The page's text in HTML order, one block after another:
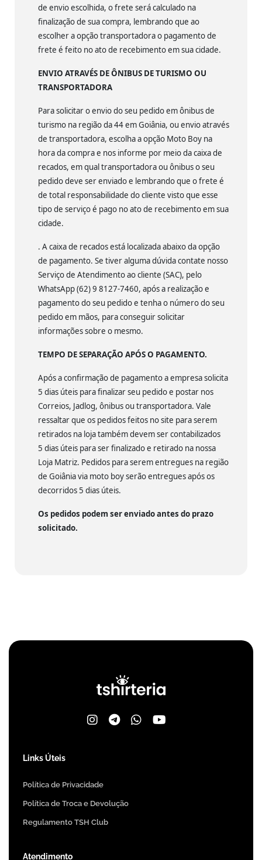
de envio escolhida, o frete será calculado na
finalização de sua compra, lembrando que ao
escolher a opção transportadora o pagamento de
frete é feito no ato de recebimento em sua cidade.
ENVIO ATRAVÉS DE ÔNIBUS DE TURISMO OU
TRANSPORTADORA
Para solicitar o envio do seu pedido em ônibus de
turismo na região da 44 em Goiânia, ou envio através
de transportadora, escolha a opção Moto Boy na
hora da compra e nos informe por meio da caixa de
recados, em qual transportadora ou ônibus o seu
pedido deve ser enviado e lembrando que o frete é
de total responsabilidade do cliente visto que esse
tipo de serviço é pago no ato de recebimento em sua
cidade.
. A caixa de recados está localizada abaixo da opção
de pagamento. Se tiver alguma dúvida contate nosso
Serviço de Atendimento ao cliente (SAC), pelo
WhatsApp (62) 9 8127-7460, após a realização e
pagamento do seu pedido e tenha o número do seu
pedido em mãos, para conseguir solicitar
informações sobre o mesmo.
TEMPO DE SEPARAÇÃO APÓS O PAGAMENTO.
Após a confirmação de pagamento a empresa solicita
5 dias úteis para finalizar seu pedido e postar nos
Correios, Jadlog, ônibus ou transportadora. Vale
ressaltar que os pedidos feitos no site para serem
retirados na loja também devem ser contabilizados
5 dias úteis para ser finalizado e retirado na nossa
Loja Matriz. Pedidos para serem entregues na região
de Goiânia via moto boy serão entregues após os
decorridos 5 dias úteis.
Os pedidos podem ser enviado antes do prazo
solicitado.
Links Úteis
Política de Privacidade
Política de Troca e Devolução
Regulamento TSH Club
Atendimento